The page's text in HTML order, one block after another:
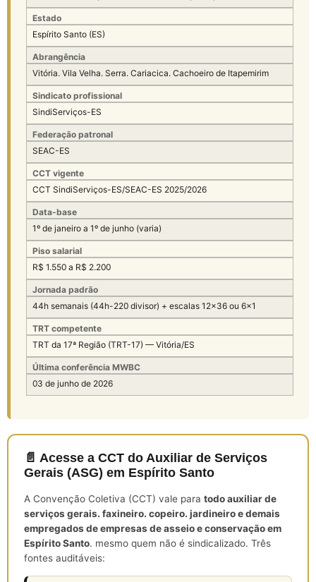
Estado
Espírito Santo (ES)
Abrangência
Vitória. Vila Velha. Serra. Cariacica. Cachoeiro de Itapemirim
Sindicato profissional
SindiServiços-ES
Federação patronal
SEAC-ES
CCT vigente
CCT SindiServiços-ES/SEAC-ES 2025/2026
Data-base
1º de janeiro a 1º de junho (varia)
Piso salarial
R$ 1.550 a R$ 2.200
Jornada padrão
44h semanais (44h-220 divisor) + escalas 12×36 ou 6×1
TRT competente
TRT da 17ª Região (TRT-17) — Vitória/ES
Última conferência MWBC
03 de junho de 2026
📄 Acesse a CCT do Auxiliar de Serviços
Gerais (ASG) em Espírito Santo
A Convenção Coletiva (CCT) vale para todo auxiliar de
serviços gerais. faxineiro. copeiro. jardineiro e demais
empregados de empresas de asseio e conservação em
Espírito Santo. mesmo quem não é sindicalizado. Três
fontes auditáveis: